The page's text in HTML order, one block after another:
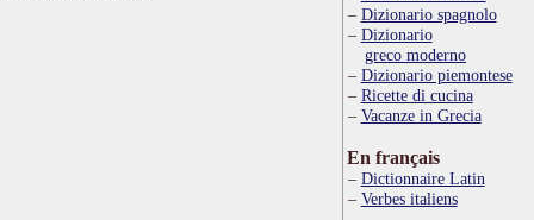
Dizionario spagnolo
Dizionario
greco moderno
Dizionario piemontese
Ricette di cucina
Vacanze in Grecia
En français
Dictionnaire Latin
Verbes italiens